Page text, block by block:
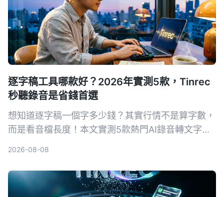
逐字稿工具哪款好？2026年實測5款，Tinrec
秒聽錄音是省錢首選
想知道逐字稿一個字多少錢？其實行情不是算字數，
而是看音檔長度！本文實測5款熱門AI錄音轉文字工
佳選擇。
2026-08-08